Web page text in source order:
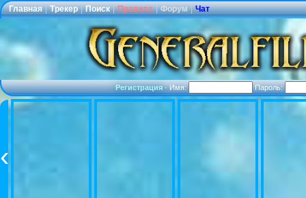
Главная | Трекер | Поиск | Правила | Форум | Чат
Регистрация·Имя: Пароль: